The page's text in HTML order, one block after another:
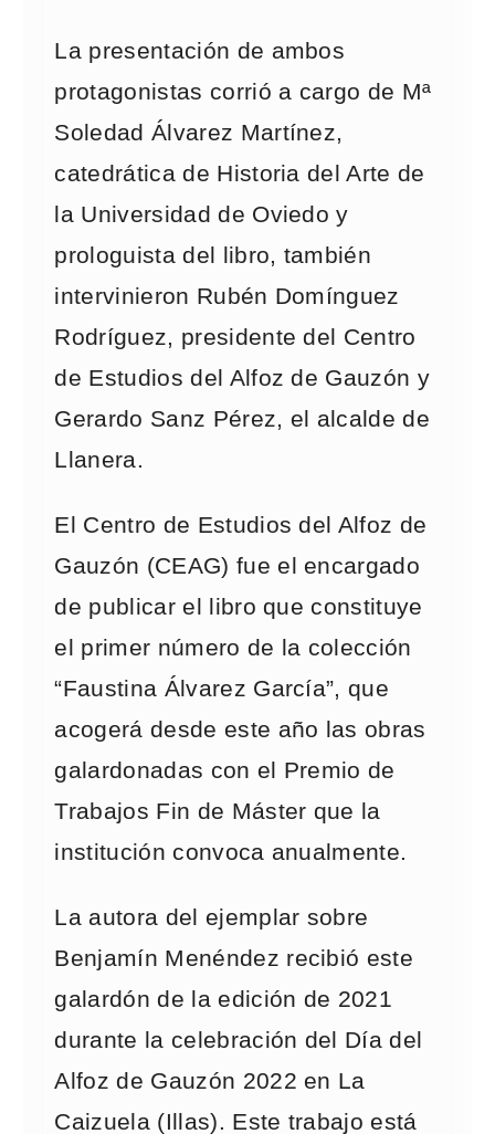
La presentación de ambos
protagonistas corrió a cargo de Mª
Soledad Álvarez Martínez,
catedrática de Historia del Arte de
la Universidad de Oviedo y
prologuista del libro, también
intervinieron Rubén Domínguez
Rodríguez, presidente del Centro
de Estudios del Alfoz de Gauzón y
Gerardo Sanz Pérez, el alcalde de
Llanera.
El Centro de Estudios del Alfoz de
Gauzón (CEAG) fue el encargado
de publicar el libro que constituye
el primer número de la colección
“Faustina Álvarez García”, que
acogerá desde este año las obras
galardonadas con el Premio de
Trabajos Fin de Máster que la
institución convoca anualmente.
La autora del ejemplar sobre
Benjamín Menéndez recibió este
galardón de la edición de 2021
durante la celebración del Día del
Alfoz de Gauzón 2022 en La
Caizuela (Illas). Este trabajo está